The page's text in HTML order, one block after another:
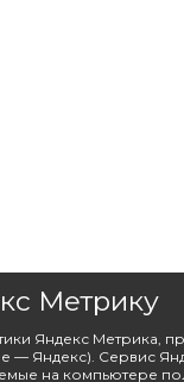
Метрику
Яндекс Метрика,
— Яндекс). Сервис
на компьютере